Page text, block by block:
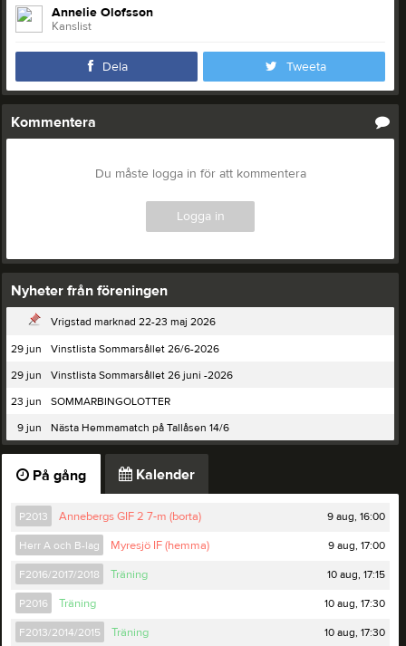
Annelie Olofsson
Kanslist
Dela Tweeta
Kommentera
Du måste logga in för att kommentera
Logga in
Nyheter från föreningen
Vrigstad marknad 22-23 maj 2026
29 jun
Vinstlista Sommarsållet 26/6-2026
29 jun
Vinstlista Sommarsållet 26 juni -2026
23 jun
SOMMARBINGOLOTTER
9 jun
Nästa Hemmamatch på Tallåsen 14/6
På gång Kalender
P2013 Annebergs GIF 2 7-m (borta) 9 aug, 16:00
Herr A och B-lag Myresjö IF (hemma) 9 aug, 17:00
F2016/2017/2018 Träning 10 aug, 17:15
P2016 Träning 10 aug, 17:30
F2013/2014/2015 Träning 10 aug, 17:30